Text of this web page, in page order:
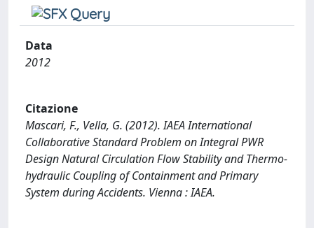
Data
2012
Citazione
Mascari, F., Vella, G. (2012). IAEA International
Collaborative Standard Problem on Integral PWR
Design Natural Circulation Flow Stability and Thermo-
hydraulic Coupling of Containment and Primary
System during Accidents. Vienna : IAEA.